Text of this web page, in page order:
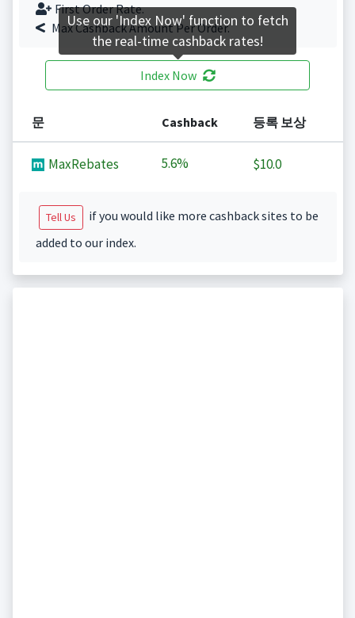
First Order Rate.
Max Cashback Amount Per Order.
Index Now
문 Cashback 등록 보상
MaxRebates 5.6% $10.0
Tell Us
if you would like more cashback sites to be
added to our index.
Use our 'Index Now' function to fetch
the real-time cashback rates!